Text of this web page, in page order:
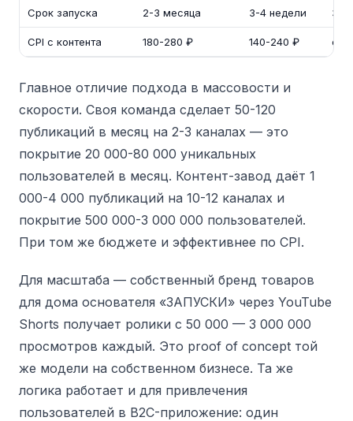
Срок запуска 2-3 месяца 3-4 недели 3
CPI с контента 180-280 ₽ 140-240 ₽ от
Главное отличие подхода в массовости и
скорости. Своя команда сделает 50-120
публикаций в месяц на 2-3 каналах — это
покрытие 20 000-80 000 уникальных
пользователей в месяц. Контент-завод даёт 1
000-4 000 публикаций на 10-12 каналах и
покрытие 500 000-3 000 000 пользователей.
При том же бюджете и эффективнее по CPI.
Для масштаба — собственный бренд товаров
для дома основателя «ЗАПУСКИ» через YouTube
Shorts получает ролики с 50 000 — 3 000 000
просмотров каждый. Это proof of concept той
же модели на собственном бизнесе. Та же
логика работает и для привлечения
пользователей в B2C-приложение: один